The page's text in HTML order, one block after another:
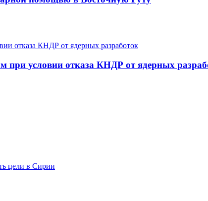
при условии отказа КНДР от ядерных
цели в Сирии